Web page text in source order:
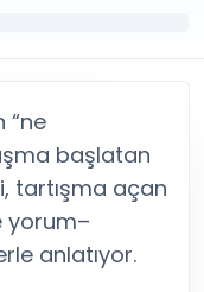
“ne
başlatan
tartışma açan
yorum–
anlatıyor.